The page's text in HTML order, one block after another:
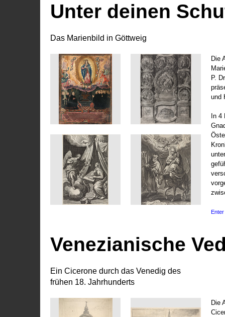
Unter deinen
Das Marienbild in Göttweig
Die
P.
und
In 4
Enter
Venezianische
Ein Cicerone durch das Venedig des
frühen 18. Jahrhunderts
Die